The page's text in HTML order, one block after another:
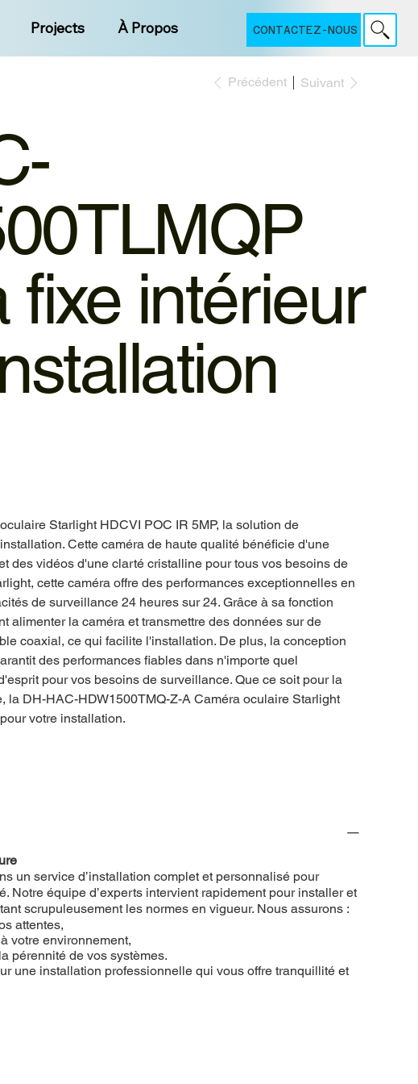
Projects À Propos CONTACTEZ-NOUS
Précédent Suivant
fixe intérieur
Starlight HDCVI POC IR 5MP, la solution de
Cette caméra de haute qualité bénéficie d'une
des vidéos d'une clarté cristalline pour tous vos besoins de
cette caméra offre des performances exceptionnelles en
de surveillance 24 heures sur 24. Grâce à sa fonction
alimenter la caméra et transmettre des données sur de
coaxial, ce qui facilite l'installation. De plus, la conception
des performances fiables dans n'importe quel
pour vos besoins de surveillance. Que ce soit pour la
la DH-HAC-HDW1500TMQ-Z-A Caméra oculaire Starlight
votre installation.
un service d’installation complet et personnalisé pour
Notre équipe d’experts intervient rapidement pour installer et
scrupuleusement les normes en vigueur. Nous assurons :
attentes,
votre environnement,
pérennité de vos systèmes.
une installation professionnelle qui vous offre tranquillité et